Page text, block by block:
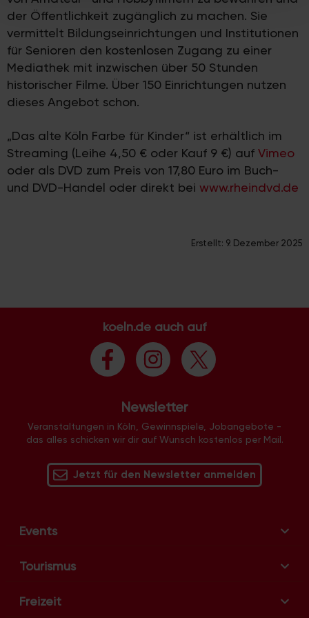
weiteren Daten zusammen, die Sie ihnen bereitgestellt
haben oder die sie im Rahmen Ihrer Nutzung der Dienste
gesammelt haben.
der Öffentlichkeit zugänglich zu machen. Sie
vermittelt Bildungseinrichtungen und Institutionen
für Senioren den kostenlosen Zugang zu einer
Mediathek mit inzwischen über 50 Stunden
historischer Filme. Über 150 Einrichtungen nutzen
dieses Angebot schon.
„Das alte Köln Farbe für Kinder“ ist erhältlich im
Streaming (Leihe 4,50 € oder Kauf 9 €) auf Vimeo
oder als DVD zum Preis von 17,80 Euro im Buch-
und DVD-Handel oder direkt bei www.rheindvd.de
Erstellt: 9. Dezember 2025
koeln.de auch auf
Newsletter
Veranstaltungen in Köln, Gewinnspiele, Jobangebote -
das alles schicken wir dir auf Wunsch kostenlos per Mail.
Jetzt für den Newsletter anmelden
Events
Tourismus
Freizeit